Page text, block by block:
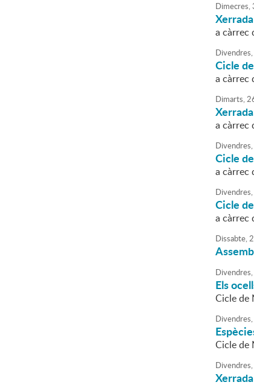
Dimecres,
a càrrec
Divendres,
Cicle
a càrrec
Dimarts,
a càrrec
Divendres,
Cicle
a càrrec
Divendres,
Cicle
a càrrec
Dissabte,
Divendres,
Els
Cicle de
Divendres,
Cicle de
Divendres,